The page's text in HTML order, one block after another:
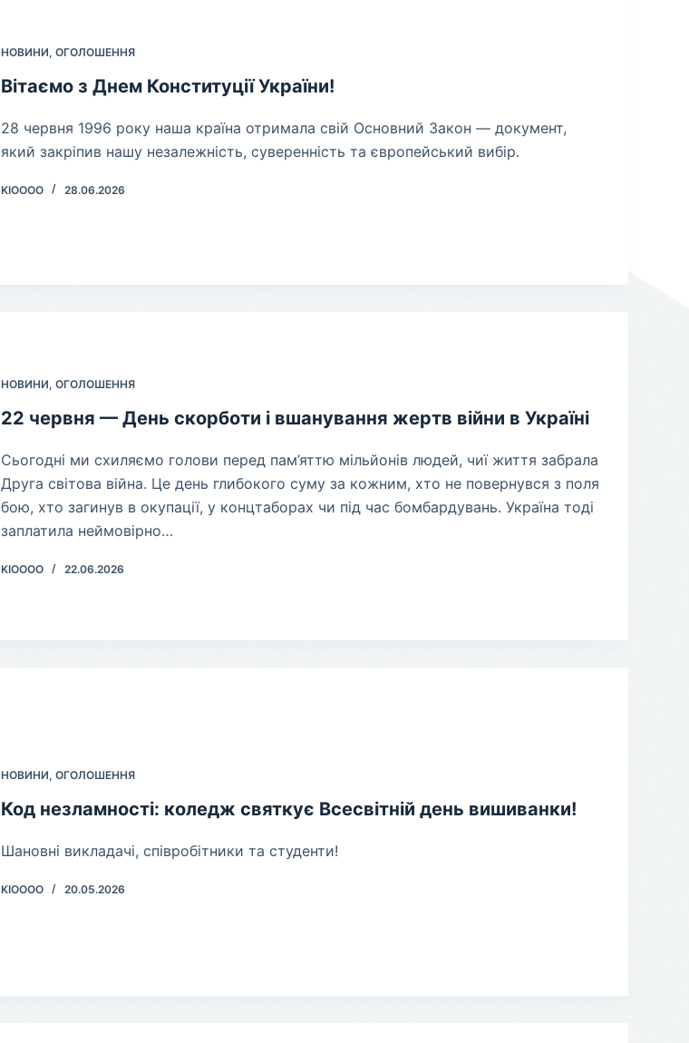
НОВИНИ,ОГОЛОШЕННЯ
Вітаємо з Днем Конституції України!
​28 червня 1996 року наша країна отримала свій Основний Закон — документ,
який закріпив нашу незалежність, суверенність та європейський вибір.
KIOOOO 28.06.2026
НОВИНИ,ОГОЛОШЕННЯ
22 червня — День скорботи і вшанування жертв війни в Україні
​Сьогодні ми схиляємо голови перед пам’яттю мільйонів людей, чиї життя забрала
Друга світова війна. Це день глибокого суму за кожним, хто не повернувся з поля
бою, хто загинув в окупації, у концтаборах чи під час бомбардувань. Україна тоді
заплатила неймовірно…
KIOOOO 22.06.2026
НОВИНИ,ОГОЛОШЕННЯ
Код незламності: коледж святкує Всесвітній день вишиванки!
​Шановні викладачі, співробітники та студенти!
KIOOOO 20.05.2026